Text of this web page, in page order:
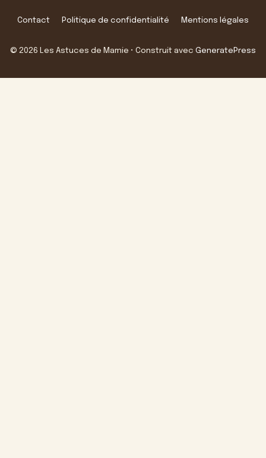
Contact Politique de confidentialité Mentions légales
© 2026 Les Astuces de Mamie • Construit avec GeneratePress